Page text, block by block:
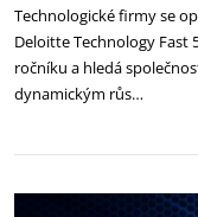
Technologické firmy se
Deloitte Technology Fast
ročníku a hledá
dynamickým růs…